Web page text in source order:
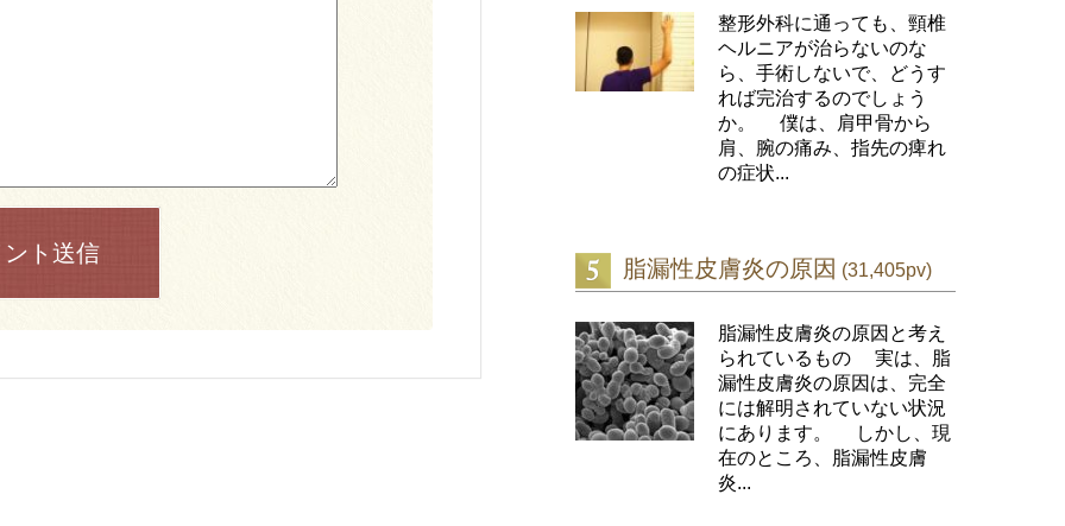
ト送信
整形外科に通っても、頸椎
ヘルニアが治らないのな
ら、手術しないで、どうす
れば完治するのでしょう
か。 僕は、肩甲骨から
肩、腕の痛み、指先の痺れ
の症状...
脂漏性皮膚炎の原因 (31,405pv)
脂漏性皮膚炎の原因と考え
られているもの 実は、脂
漏性皮膚炎の原因は、完全
には解明されていない状況
にあります。 しかし、現
在のところ、脂漏性皮膚
炎...